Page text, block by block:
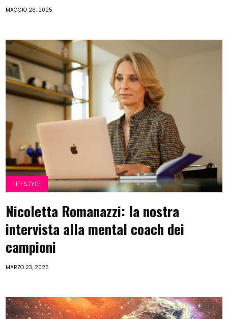
MAGGIO 26, 2025
LIFESTYLE
Nicoletta Romanazzi: la nostra
intervista alla mental coach dei
campioni
MARZO 23, 2025